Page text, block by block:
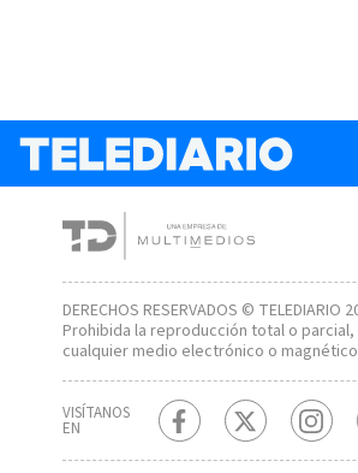
DERECHOS RESERVADOS © TELEDIARIO
Prohibida la reproducción total o
cualquier medio electrónico o
VISÍTANOS
EN